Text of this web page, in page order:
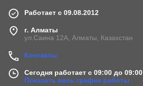
Работает с 09.08.2012
г. Алматы
ул.Саина 12А, Алматы, Казахстан
Контакты
Сегодня работает с 09:00 до 09:00
Показать весь график работы